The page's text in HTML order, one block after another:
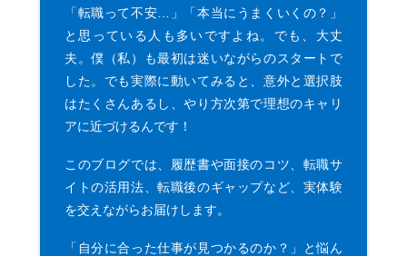
「転職って不安…」「本当にうまくいくの？」
と思っている人も多いですよね。でも、大丈
夫。僕（私）も最初は迷いながらのスタートで
した。でも実際に動いてみると、意外と選択肢
はたくさんあるし、やり方次第で理想のキャリ
アに近づけるんです！
このブログでは、履歴書や面接のコツ、転職サ
イトの活用法、転職後のギャップなど、実体験
を交えながらお届けします。
「自分に合った仕事が見つかるのか？」と悩ん